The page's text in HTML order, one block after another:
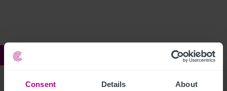
Consent Details About
Ref:
Liskeard Tavern